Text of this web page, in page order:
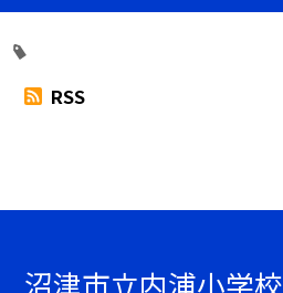
RSS
沼津市立内浦小学校